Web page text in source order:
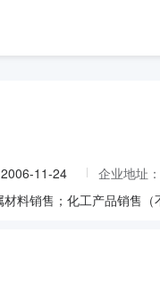
2006-11-24 企业地址：